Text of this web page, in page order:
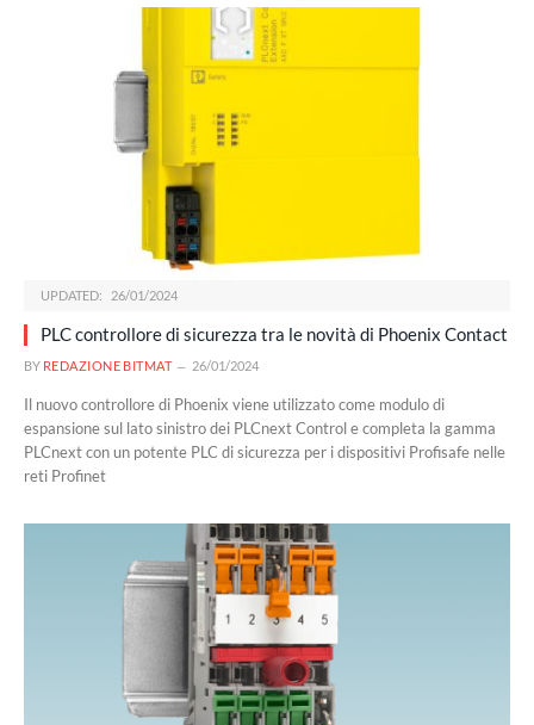
UPDATED: 26/01/2024
PLC controllore di sicurezza tra le novità di Phoenix Contact
BY REDAZIONE BITMAT 26/01/2024
Il nuovo controllore di Phoenix viene utilizzato come modulo di
espansione sul lato sinistro dei PLCnext Control e completa la gamma
PLCnext con un potente PLC di sicurezza per i dispositivi Profisafe nelle
reti Profinet